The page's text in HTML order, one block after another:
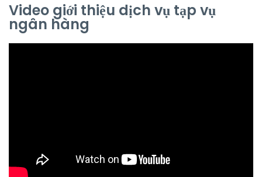
Video giới thiệu dịch vụ tạp vụ
ngân hàng